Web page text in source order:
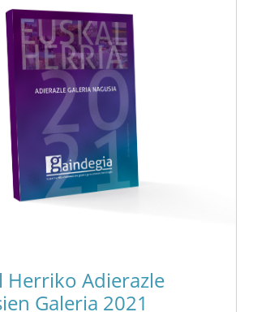
Herriko Adierazle
Galeria 2021